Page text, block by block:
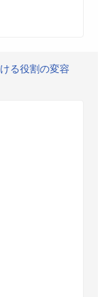
る役割の変容